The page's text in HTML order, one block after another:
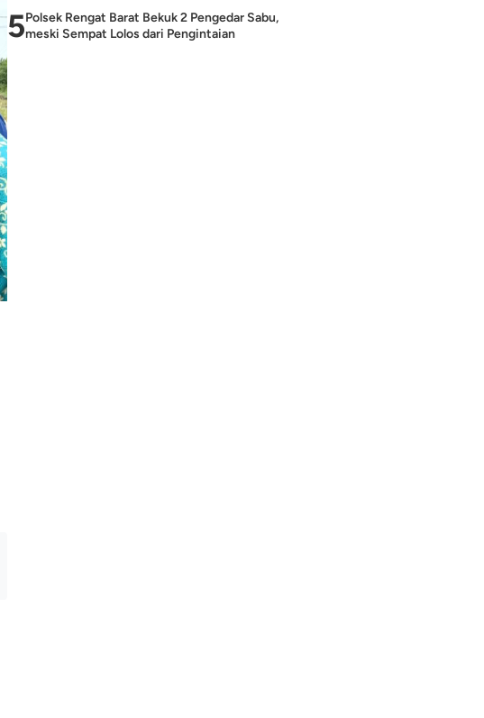
5Polsek Rengat Barat Bekuk 2 Pengedar Sabu,
meski Sempat Lolos dari Pengintaian